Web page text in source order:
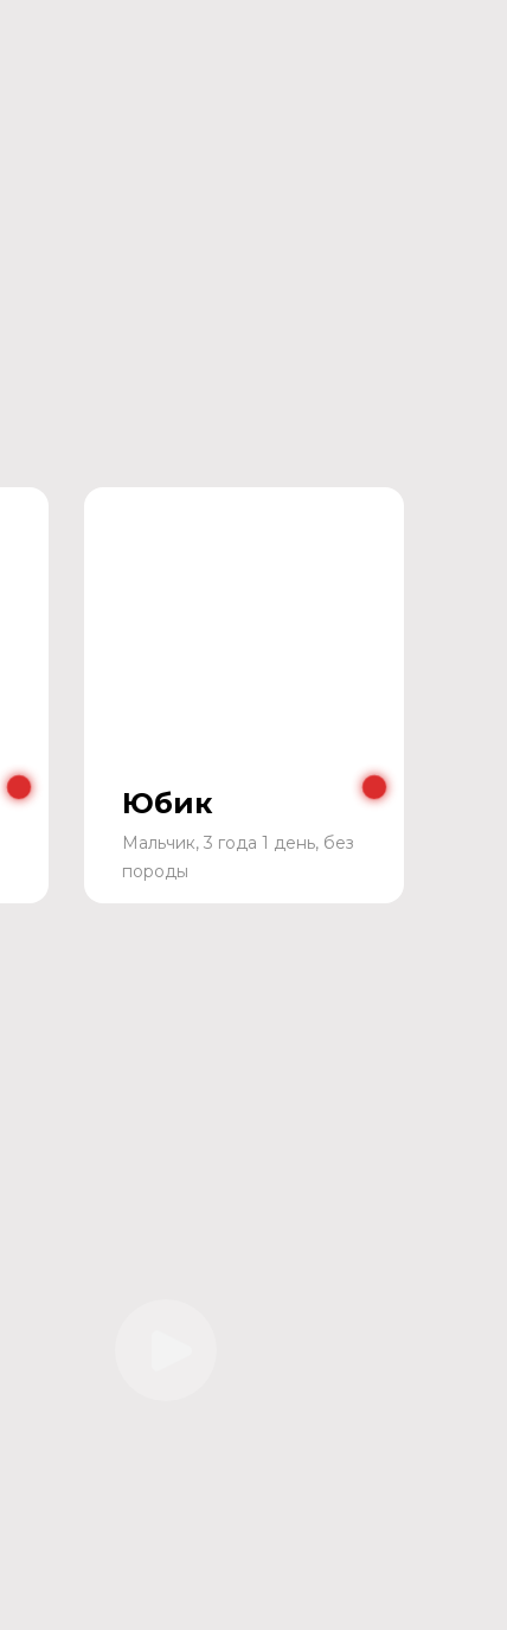
Юбик
Мальчик, 3 года 1 день, без
породы